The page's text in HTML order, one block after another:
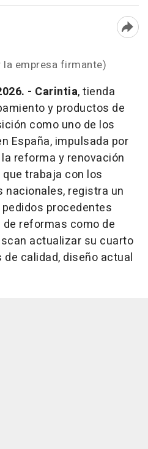
empresa firmante)
- Carintia, tienda
y productos de
como uno de los
España, impulsada por
reforma y renovación
trabaja con los
registra un
procedentes
reformas como de
actualizar su cuarto
calidad, diseño actual